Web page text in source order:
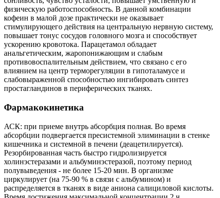
физическую работоспособность. В данной комбинации
кофеин в малой дозе практически не оказывает
стимулирующего действия на центральную нервную систему,
повышает тонус сосудов головного мозга и способствует
ускорению кровотока. Парацетамол обладает
анальгетическим, жаропонижающим и слабым
противовоспалительным действием, что связано с его
влиянием на центр терморегуляции в гипоталамусе и
слабовыраженной способностью ингибировать синтез
простагландинов в периферических тканях.
Фармакокинетика
АСК: при приеме внутрь абсорбция полная. Во время
абсорбции подвергается пресистемной элиминации в стенке
кишечника и системной в печени (деацетилируется).
Резорбированная часть быстро гидролизируется
холинэстеразами и альбуминэстеразой, поэтому период
полувыведения - не более 15-20 мин. В организме
циркулирует (на 75-90 % в связи с альбумином) и
распределяется в тканях в виде аниона салициловой кислоты.